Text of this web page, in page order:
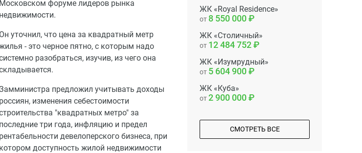
Московском форуме лидеров рынка
недвижимости.
Он уточнил, что цена за квадратный метр
- это черное пятно, с которым надо
разобраться, изучив, из чего она
предложил учитывать доходы
россиян, изменения себестоимости
"квадратных метро" за
последние три года, инфляцию и предел
рентабельности девелоперского бизнеса, при
котором доступность жилой недвижимости
ЖК «Royal Residence»
от 8 550 000
ЖК «Столичный»
от 12 484 752
ЖК «Изумрудный»
от 5 604 900
ЖК «Куба»
от2 900 000
СМОТРЕТЬ ВСЕ